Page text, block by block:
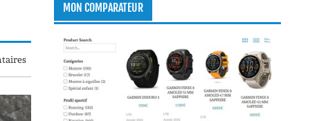
MON COMPARATEUR